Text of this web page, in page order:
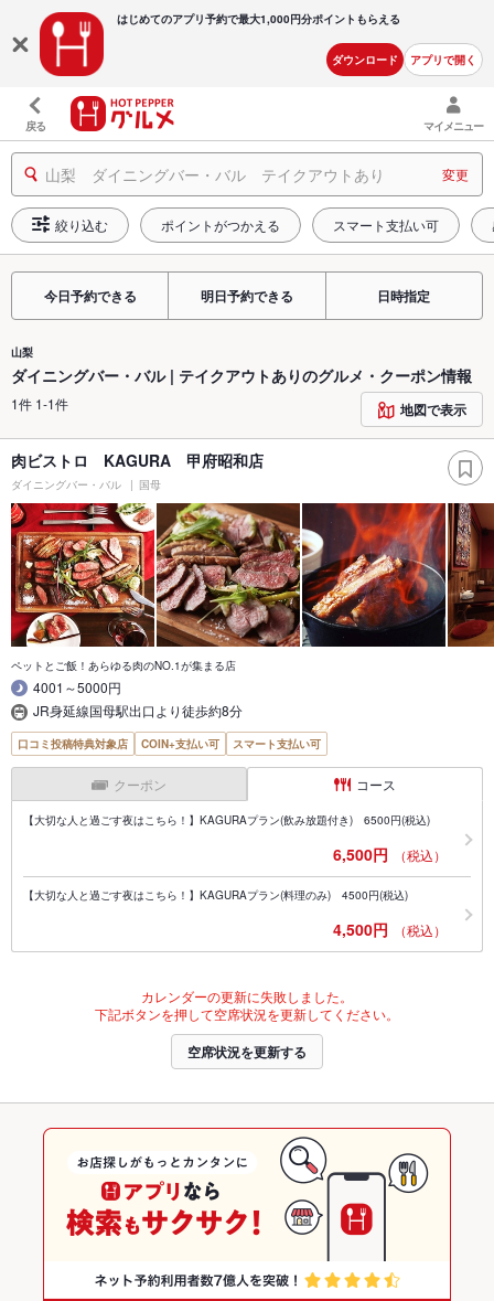
はじめてのアプリ予約で最大1,000円分ポイントもらえる
ダウンロード アプリで開く
戻る マイメニュー
山梨 ダイニングバー・バル テイクアウトあり 変更
絞り込む ポイントがつかえる スマート支払い可
今日予約できる 明日予約できる 日時指定
山梨
ダイニングバー・バル | テイクアウトありのグルメ・クーポン情報
1件 1-1件 地図で表示
肉ビストロ KAGURA 甲府昭和店
ダイニングバー・バル 国母
ペットとご飯！あらゆる肉のNO.1が集まる店
4001～5000円
JR身延線国母駅出口より徒歩約8分
口コミ投稿特典対象店 COIN+支払い可 スマート支払い可
クーポン コース
【大切な人と過ごす夜はこちら！】KAGURAプラン(飲み放題付き) 6500円(税込)
6,500円 （税込）
【大切な人と過ごす夜はこちら！】KAGURAプラン(料理のみ) 4500円(税込)
4,500円 （税込）
カレンダーの更新に失敗しました。
下記ボタンを押して空席状況を更新してください。
空席状況を更新する